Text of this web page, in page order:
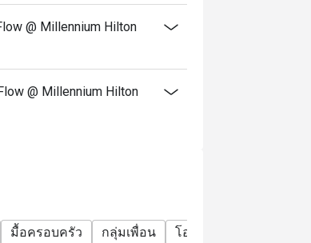
Please refer to the special
otherwise indicated
and global dishes.
pizza.
@ Millennium Hilton
@ Millennium Hilton
มื้อครอบครัว กลุ่มเพื่อน โอกาสพิเศษ